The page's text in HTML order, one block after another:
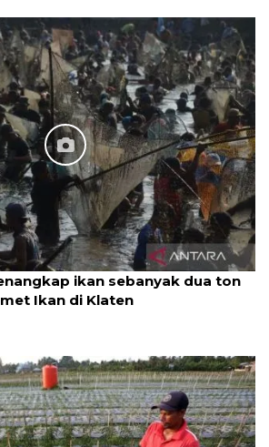
ikan sebanyak dua ton
Ikan di Klaten